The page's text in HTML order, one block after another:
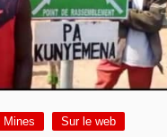
Mines Sur le web